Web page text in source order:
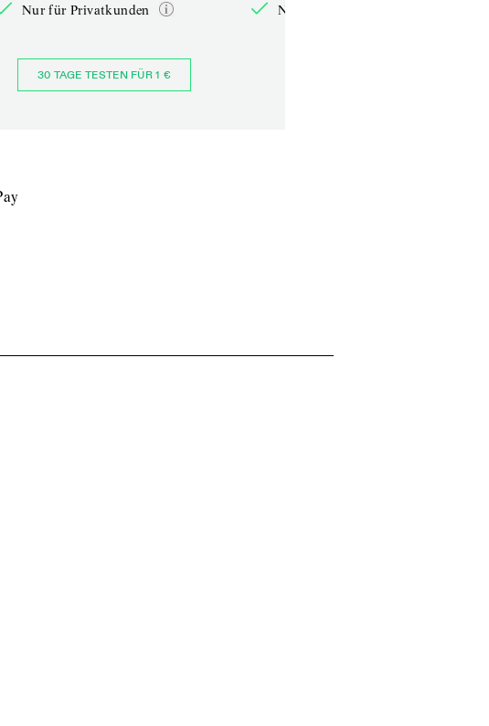
Nur für Privatkunden
30 TAGE TESTEN FÜR 1 €
Nur für Privatkunden